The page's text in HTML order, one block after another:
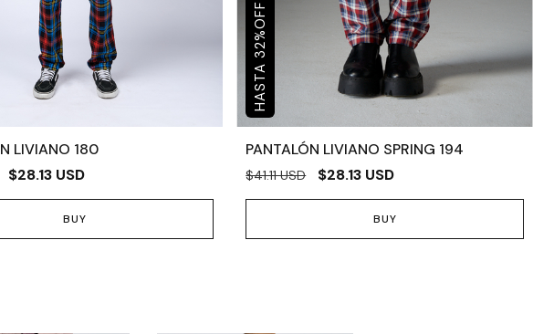
LIVIANO 180
$28.13 USD
BUY
32
%
OFF
PANTALÓN LIVIANO SPRING 194
$41.11 USD $28.13 USD
BUY